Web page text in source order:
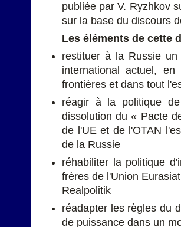
publiée par V. Ryzhkov
sur la base du discours
Les éléments de cette
restituer à la Russie
international actuel,
frontières et dans tout
réagir à la politique
dissolution du « Pacte
de l'UE et de l'OTAN
de la Russie
réhabiliter la politique
frères de l'Union
Realpolitik
réadapter les règles du
de puissance dans un